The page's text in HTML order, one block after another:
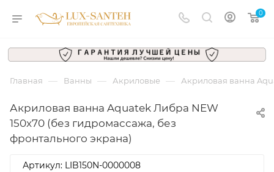
0
Главная — Ванны — Акриловые — Акриловая ванна
Акриловая ванна Aquatek Либра NEW
150x70 (без гидромассажа, без
фронтального экрана)
Артикул: LIB150N-0000008